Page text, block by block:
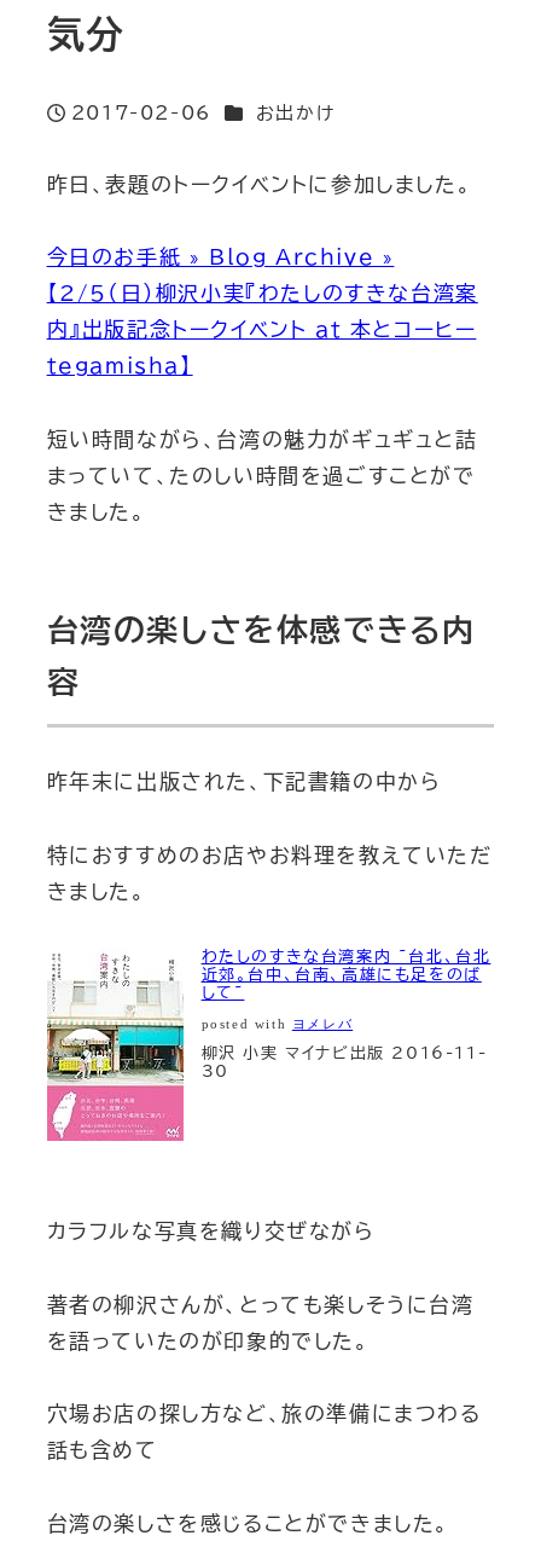
気分
投稿日
2017-02-06 カテゴリー
お出かけ
昨日、表題のトークイベントに参加しました。
今日のお手紙 » Blog Archive »
【2/5（日）柳沢小実『わたしのすきな台湾案
内』出版記念トークイベント at 本とコーヒー
tegamisha】
短い時間ながら、台湾の魅力がギュギュと詰
まっていて、たのしい時間を過ごすことがで
きました。
台湾の楽しさを体感できる内
容
昨年末に出版された、下記書籍の中から
特におすすめのお店やお料理を教えていただ
きました。
わたしのすきな台湾案内 ~台北、台北
近郊。台中、台南、高雄にも足をのば
して~
posted with ヨメレバ
柳沢 小実 マイナビ出版 2016-11-
30
カラフルな写真を織り交ぜながら
著者の柳沢さんが、とっても楽しそうに台湾
を語っていたのが印象的でした。
穴場お店の探し方など、旅の準備にまつわる
話も含めて
台湾の楽しさを感じることができました。